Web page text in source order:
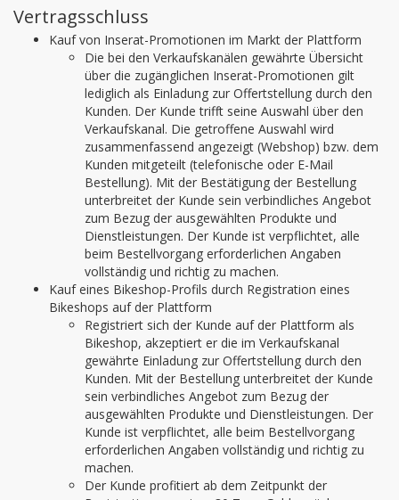
Vertragsschluss
Kauf von Inserat-Promotionen im Markt der Plattform
Die bei den Verkaufskanälen gewährte Übersicht
über die zugänglichen Inserat-Promotionen gilt
lediglich als Einladung zur Offertstellung durch den
Kunden. Der Kunde trifft seine Auswahl über den
Verkaufskanal. Die getroffene Auswahl wird
zusammenfassend angezeigt (Webshop) bzw. dem
Kunden mitgeteilt (telefonische oder E-Mail
Bestellung). Mit der Bestätigung der Bestellung
unterbreitet der Kunde sein verbindliches Angebot
zum Bezug der ausgewählten Produkte und
Dienstleistungen. Der Kunde ist verpflichtet, alle
beim Bestellvorgang erforderlichen Angaben
vollständig und richtig zu machen.
Kauf eines Bikeshop-Profils durch Registration eines
Bikeshops auf der Plattform
Registriert sich der Kunde auf der Plattform als
Bikeshop, akzeptiert er die im Verkaufskanal
gewährte Einladung zur Offertstellung durch den
Kunden. Mit der Bestellung unterbreitet der Kunde
sein verbindliches Angebot zum Bezug der
ausgewählten Produkte und Dienstleistungen. Der
Kunde ist verpflichtet, alle beim Bestellvorgang
erforderlichen Angaben vollständig und richtig zu
machen.
Der Kunde profitiert ab dem Zeitpunkt der